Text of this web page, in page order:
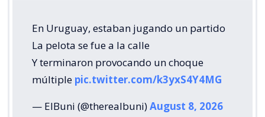
En Uruguay, estaban jugando un partido
La pelota se fue a la calle
Y terminaron provocando un choque
múltiple pic.twitter.com/k3yxS4Y4MG
— ElBuni (@therealbuni)August 8, 2026